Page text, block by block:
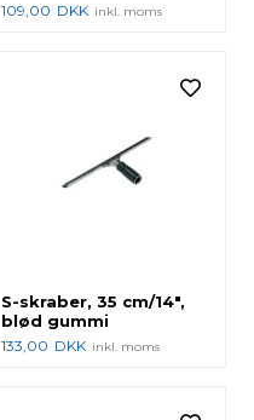
109,00 DKK inkl. moms
S-skraber, 35 cm/14",
blød gummi
133,00 DKK inkl. moms